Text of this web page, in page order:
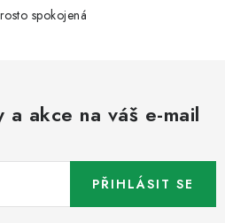
spokojená
akce na váš e-mail
PŘIHLÁSIT SE